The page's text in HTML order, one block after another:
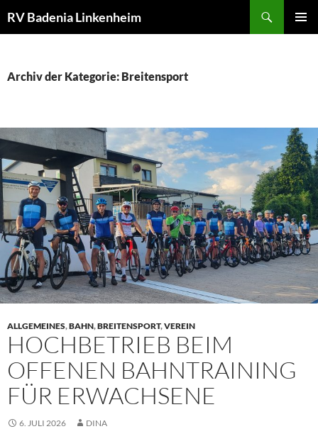
Inhalt
RV Badenia Linkenheim
Archiv der Kategorie: Breitensport
ALLGEMEINES,BAHN,BREITENSPORT,VEREIN
HOCHBETRIEB BEIM
OFFENEN BAHNTRAINING
FÜR ERWACHSENE
6. JULI 2026 DINA